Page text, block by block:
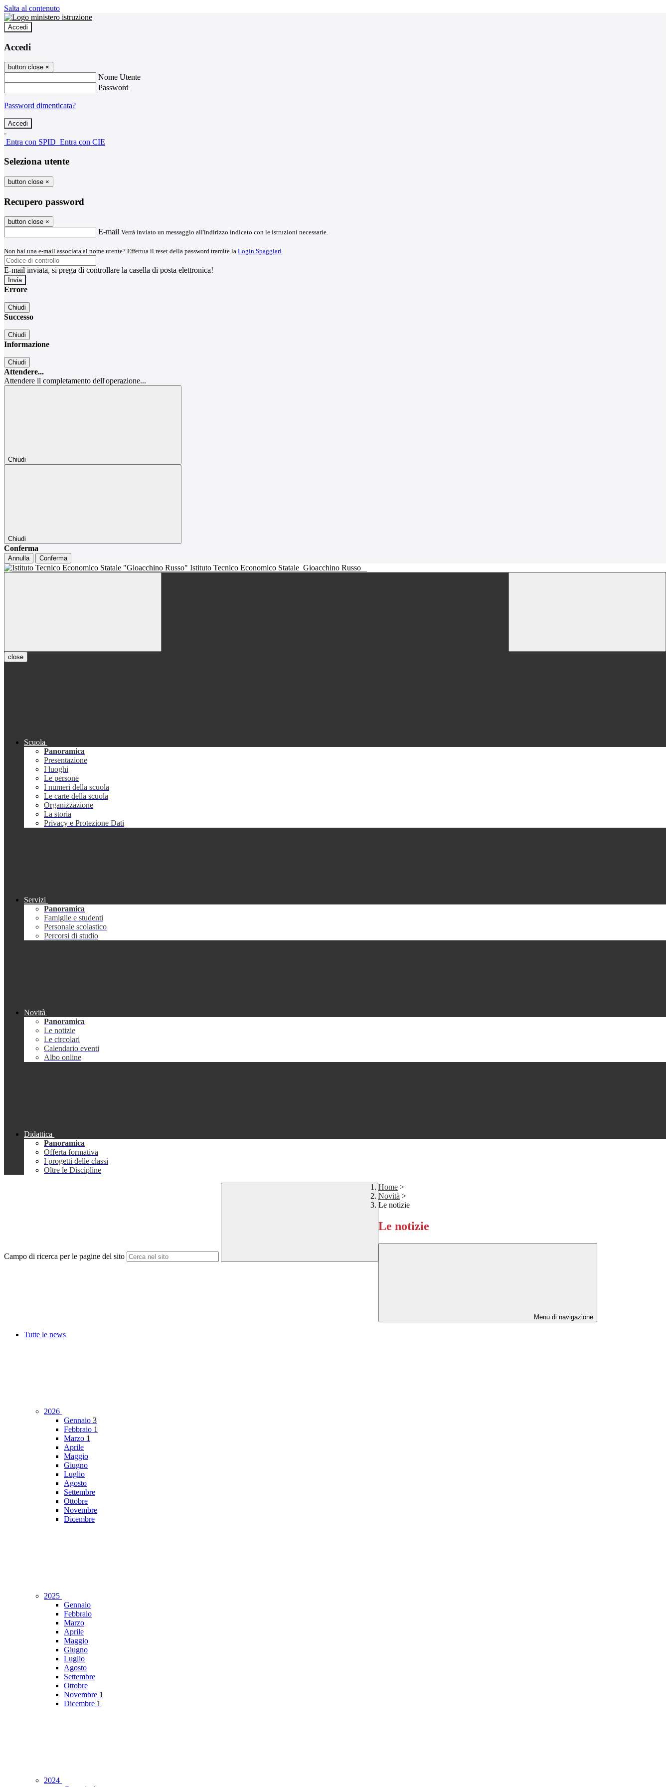
Salta al contenuto
Accedi
Accedi
button close ×
Nome Utente
Password
Password dimenticata?
-
Entra con SPID Entra con CIE
Seleziona utente
button close ×
Recupero password
button close ×
E-mail Verrà inviato un messaggio all'indirizzo indicato con le istruzioni necessarie.
Non hai una e-mail associata al nome utente? Effettua il reset della password tramite la Login Spaggiari
E-mail inviata, si prega di controllare la casella di posta elettronica!
Errore
Chiudi
Successo
Chiudi
Informazione
Chiudi
Attendere...
Attendere il completamento dell'operazione...
Chiudi
Chiudi
Conferma
Annulla Conferma
Istituto Tecnico Economico Statale Gioacchino Russo
close
Scuola
Panoramica
Presentazione
I luoghi
Le persone
I numeri della scuola
Le carte della scuola
Organizzazione
La storia
Privacy e Protezione Dati
Servizi
Panoramica
Famiglie e studenti
Personale scolastico
Percorsi di studio
Novità
Panoramica
Le notizie
Le circolari
Calendario eventi
Albo online
Didattica
Panoramica
Offerta formativa
I progetti delle classi
Oltre le Discipline
Campo di ricerca per le pagine del sito
Home >
Novità >
Le notizie
Le notizie
Menu di navigazione
Tutte le news
2026
Gennaio 3
Febbraio 1
Marzo 1
Aprile
Maggio
Giugno
Luglio
Agosto
Settembre
Ottobre
Novembre
Dicembre
2025
Gennaio
Febbraio
Marzo
Aprile
Maggio
Giugno
Luglio
Agosto
Settembre
Ottobre
Novembre 1
Dicembre 1
2024